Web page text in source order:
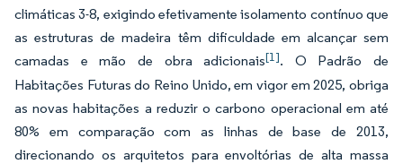
climáticas 3-8, exigindo efetivamente isolamento contínuo que
as estruturas de madeira têm dificuldade em alcançar sem
camadas e mão de obra adicionais[1]. O Padrão de
Habitações Futuras do Reino Unido, em vigor em 2025, obriga
as novas habitações a reduzir o carbono operacional em até
80% em comparação com as linhas de base de 2013,
direcionando os arquitetos para envoltórias de alta massa